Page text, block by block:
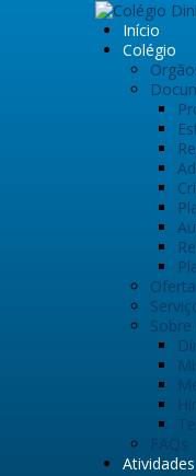
Início
Colégio
FAQs
Atividades